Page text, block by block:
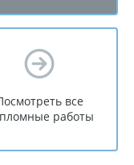
все
работы